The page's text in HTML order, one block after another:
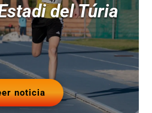
del Túria
noticia